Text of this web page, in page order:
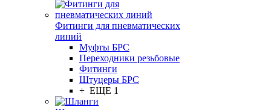
Фитинги для пневматических
линий
Муфты БРС
Переходники резьбовые
Фитинги
Штуцеры БРС
+ ЕЩЕ 1